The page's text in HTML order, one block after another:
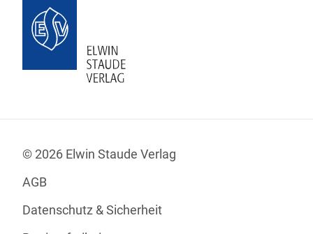
© 2026 Elwin Staude Verlag
AGB
Datenschutz & Sicherheit